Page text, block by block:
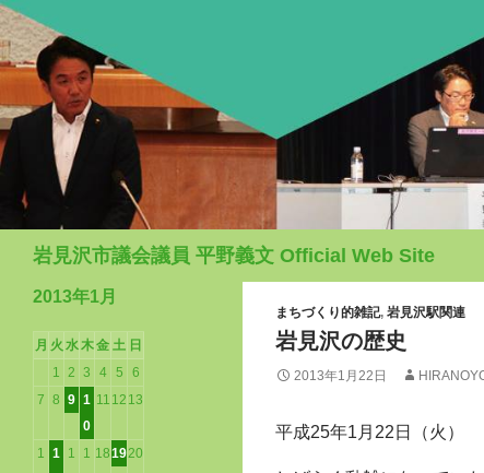
岩見沢市議会議員 平野義文 Official Web Site
まちづくり的雑記, 岩見沢駅関連
岩見沢の歴史
2013年1月22日
平成25年1月22日（火）
2013年1月
月 火 水木金 土 日
1 2 3 4 5
6
7 8 9 1
0
11 12 13
1 1 1
1 181920